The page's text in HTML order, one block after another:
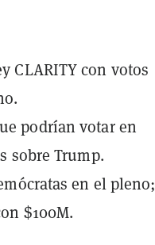
CLARITY con votos
podrían votar en
sobre Trump.
en el pleno;
$100M.